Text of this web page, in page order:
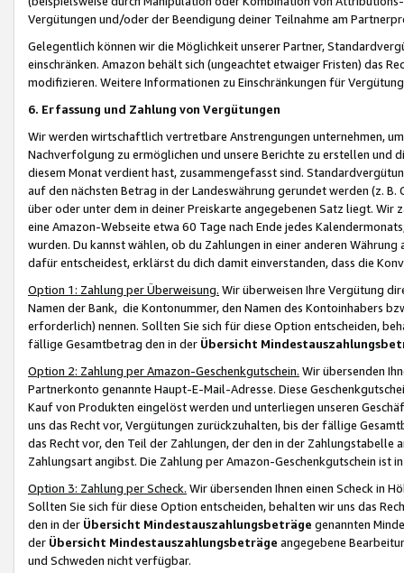
Vergütungen und/oder der Beendigung deiner Teilnahme am
Gelegentlich können wir die Möglichkeit unserer Partner,
einschränken. Amazon behält sich (ungeachtet etwaiger Fristen) das
modifizieren. Weitere Informationen zu Einschränkungen für
6. Erfassung und Zahlung von Vergütungen
Wir werden wirtschaftlich vertretbare Anstrengungen unternehmen,
Nachverfolgung zu ermöglichen und unsere Berichte zu erstellen und
diesem Monat verdient hast, zusammengefasst sind.
auf den nächsten Betrag in der Landeswährung gerundet werden (z.
über oder unter dem in deiner Preiskarte angegebenen Satz liegt.
eine Amazon-Webseite etwa 60 Tage nach Ende jedes
wurden. Du kannst wählen, ob du Zahlungen in einer anderen
dafür entscheidest, erklärst du dich damit einverstanden, dass die
Option 1: Zahlung per Überweisung. Wir überweisen Ihre Vergütung
Namen der Bank, die Kontonummer, den Namen des Kontoinhabers
erforderlich) nennen. Sollten Sie sich für diese Option entscheiden,
fällige Gesamtbetrag den in der Übersicht
Option 2: Zahlung per Amazon-Geschenkgutschein. Wir übersenden
Partnerkonto genannte Haupt-E-Mail-Adresse. Diese
Kauf von Produkten eingelöst werden und unterliegen unseren
uns das Recht vor, Vergütungen zurückzuhalten, bis der fällige
das Recht vor, den Teil der Zahlungen, der den in der
Zahlungsart angibst. Die Zahlung per Amazon-Geschenkgutschein ist
Option 3: Zahlung per Scheck. Wir übersenden Ihnen einen Scheck in
Sollten Sie sich für diese Option entscheiden, behalten wir uns das
den in der Übersicht Mindestauszahlungsbeträge genannten
der Übersicht Mindestauszahlungsbeträge angegebene
und Schweden nicht verfügbar.